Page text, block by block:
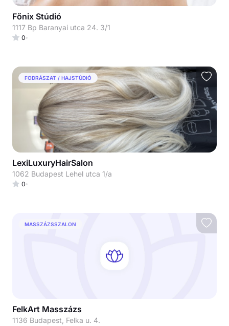
Főnix Stúdió
1117 Bp Baranyai utca 24. 3/1
0
FODRÁSZAT / HAJSTÚDIÓ
LexiLuxuryHairSalon
1062 Budapest Lehel utca 1/a
0
MASSZÁZSSZALON
FelkArt Masszázs
1136 Budapest, Felka u. 4.